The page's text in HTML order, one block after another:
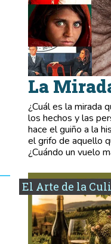
La
¿Cuál es la mirada
los hechos y las
hace el guiño a la
el grifo de aquello
¿Cuándo un vuelo
El Arte de la